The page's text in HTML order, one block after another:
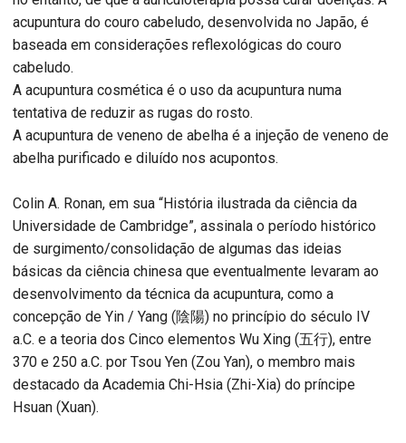
acupuntura do couro cabeludo, desenvolvida no Japão, é
baseada em considerações reflexológicas do couro
cabeludo.
A acupuntura cosmética é o uso da acupuntura numa
tentativa de reduzir as rugas do rosto.
A acupuntura de veneno de abelha é a injeção de veneno de
abelha purificado e diluído nos acupontos.
Colin A. Ronan, em sua “História ilustrada da ciência da
Universidade de Cambridge”, assinala o período histórico
de surgimento/consolidação de algumas das ideias
básicas da ciência chinesa que eventualmente levaram ao
desenvolvimento da técnica da acupuntura, como a
concepção de Yin / Yang (陰陽) no princípio do século IV
a.C. e a teoria dos Cinco elementos Wu Xing (五行), entre
370 e 250 a.C. por Tsou Yen (Zou Yan), o membro mais
destacado da Academia Chi-Hsia (Zhi-Xia) do príncipe
Hsuan (Xuan).